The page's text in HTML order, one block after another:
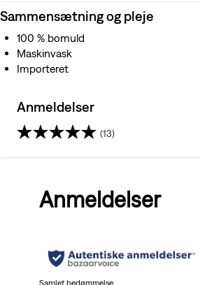
Sammensætning og pleje
100 % bomuld
Maskinvask
Importeret
Anmeldelser
(13)
stjerner.
Anmeldelser